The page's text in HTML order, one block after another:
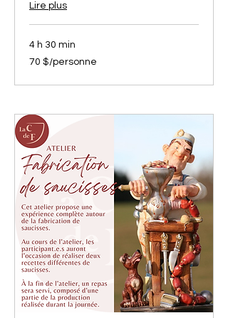
Lire plus
4 h 30 min
70
$/personne
70 $/personne